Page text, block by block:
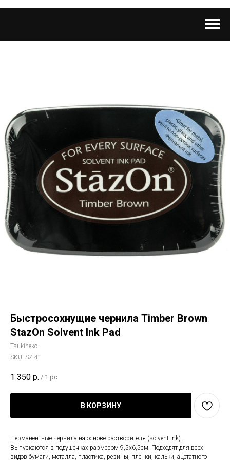
Быстросохнущие чернила Timber Brown
StazOn Solvent Ink Pad
Tsukineko
SKU: SZ-41
1 350 р. / 1 pc
В КОРЗИНУ
Перманентные чернила на основе растворителя (solvent ink).
Выпускаются в подушечках размером 9,5х6,5см. Подходят для всех
видов бумаги, металла, пластика, резины, пленки, кальки, ацетатного